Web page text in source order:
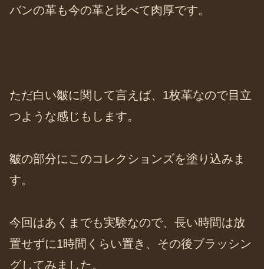
バンの革も今の革と比べて肉厚です。
ただ白い皺に関して言えば、1枚革なので目立
つような感じもします。
皺の部分にこのコレクションズを塗り込みま
す。
今回はあくまでも実験なので、長い時間は放
置せずに1時間くらい置き、その後ブラッシン
グしてみました。